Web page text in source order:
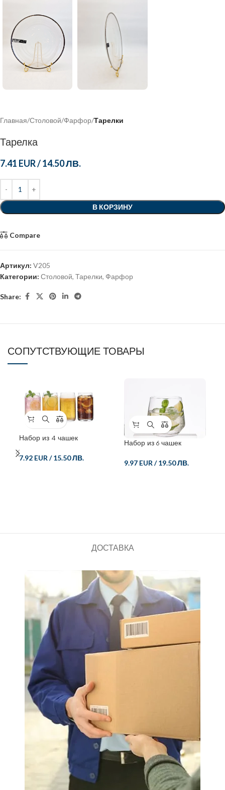
Главная Столовой Фарфор Тарелки
Тарелка
7.41 EUR/14.50 ЛВ.
В КОРЗИНУ
Compare
Артикул: V205
Категории: Столовой, Тарелки, Фарфор
Share:
СОПУТСТВУЮЩИЕ ТОВАРЫ
Набор из 4 чашек
7.92 EUR /15.50 ЛВ.
Набор из 6 чашек
9.97 EUR /19.50 ЛВ.
ДОСТАВКА